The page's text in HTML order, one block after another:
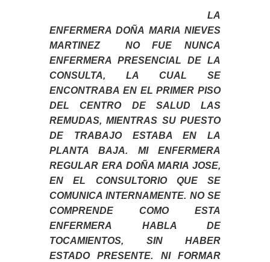
LA
ENFERMERA DOÑA MARIA NIEVES
MARTINEZ NO FUE NUNCA
ENFERMERA PRESENCIAL DE LA
CONSULTA, LA CUAL SE
ENCONTRABA EN EL PRIMER PISO
DEL CENTRO DE SALUD LAS
REMUDAS, MIENTRAS SU PUESTO
DE TRABAJO ESTABA EN LA
PLANTA BAJA. MI ENFERMERA
REGULAR ERA DOÑA MARIA JOSE,
EN EL CONSULTORIO QUE SE
COMUNICA INTERNAMENTE. NO SE
COMPRENDE COMO ESTA
ENFERMERA HABLA DE
TOCAMIENTOS, SIN HABER
ESTADO PRESENTE. NI FORMAR